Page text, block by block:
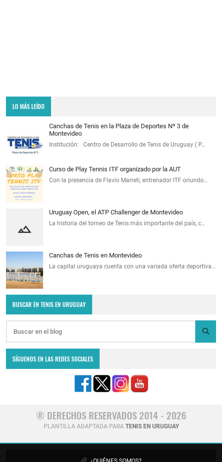
LO MÁS LEÍDO
Canchas de Tenis en la Plaza de Deportes Nº 3 de
Montevideo
Institución: Centro de Desarrollo de Tenis de Uruguay ( P…
Curso de Play Tennis ITF organizado por la AUT
Con la presencia de Flavio Marreti, entrenador ITF oriundo…
Uruguay Open, el ATP Challenger de Montevideo
La historia del torneo de Tenis más importante del país, c…
Canchas de Tenis en Montevideo
La capital uruguaya cuenta con una variada oferta deportiva…
BUSCAR EN TENIS EN URUGUAY
SÍGUENOS EN LAS REDES SOCIALES
® DERECHOS RESERVADOS 2014 - 2026
PLANTILLA ADAPTADA PARA TENIS EN URUGUAY